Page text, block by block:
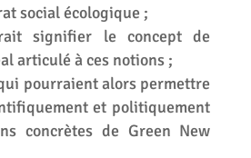
social écologique ;
signifier le concept de
articulé à ces notions ;
pourraient alors permettre
et politiquement
concrètes de Green New